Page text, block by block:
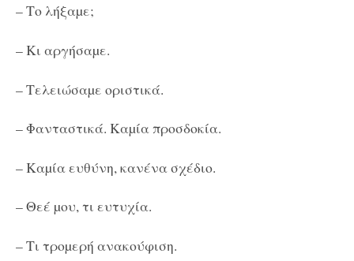
– Το λήξαµε;
– Κι αργήσαµε.
– Τελειώσαµε οριστικά.
– Φανταστικά. Καµία προσδοκία.
– Καµία ευθύνη, κανένα σχέδιο.
– Θεέ µου, τι ευτυχία.
– Τι τροµερή ανακούφιση.